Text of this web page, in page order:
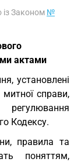
із Законом №
актами
установлені
справи,
Кодексу.
правила та
поняттям,